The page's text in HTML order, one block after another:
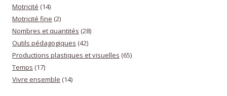
Motricité (14)
Motricité fine (2)
Nombres et quantités (28)
Outils pédagogiques (42)
Productions plastiques et visuelles (65)
Temps (17)
Vivre ensemble (14)